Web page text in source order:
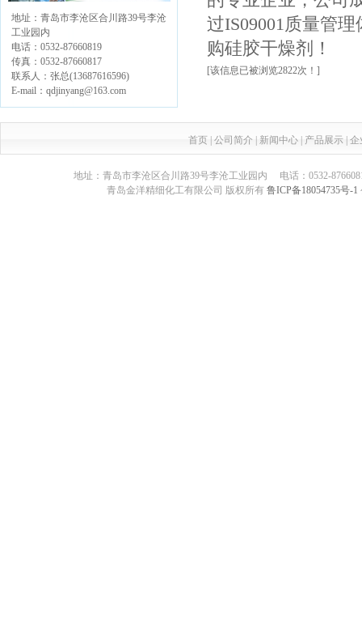
地址：青岛市李沧区合川路39号李沧
工业园内
电话：0532-87660819
传真：0532-87660817
联系人：张总(13687616596)
E-mail：qdjinyang@163.com
过IS09001质量管
购硅胶干燥剂！
[该信息已被浏览2822次！]
首页 公司简介 新闻中心 产品展示 企
地址：青岛市李沧区合川路39号李沧工业园内 电话：0532-
青岛金洋精细化工有限公司 版权所有 鲁ICP备18054735号-1